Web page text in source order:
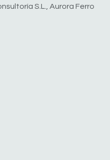
S.L., Aurora Ferro